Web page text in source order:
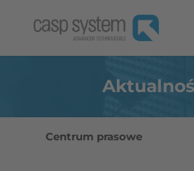
Centrum prasowe